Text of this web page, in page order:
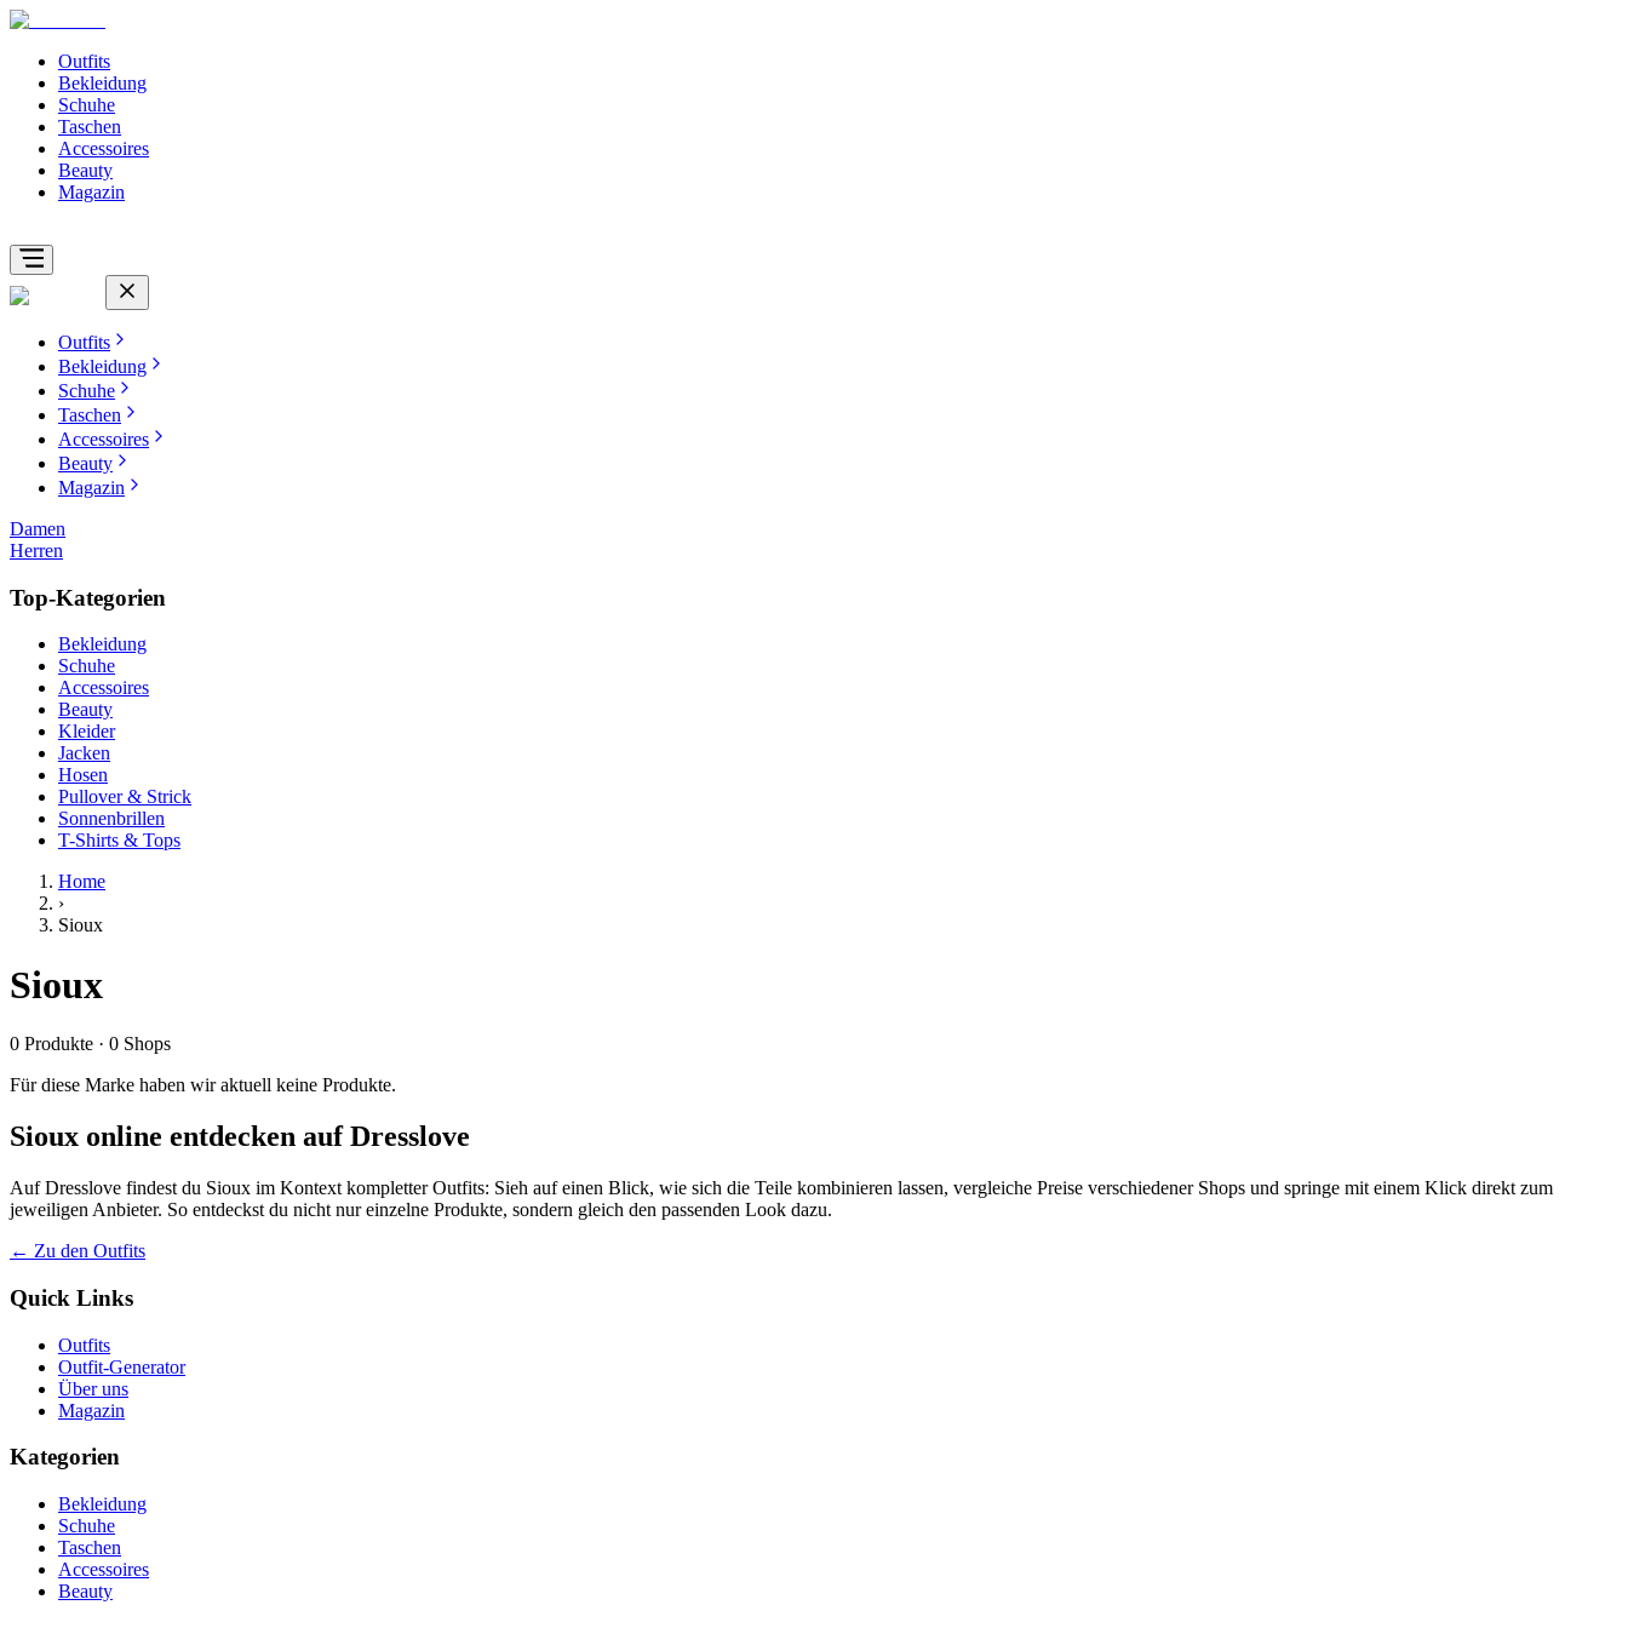
Outfits
Bekleidung
Schuhe
Taschen
Accessoires
Beauty
Magazin
Outfits
Bekleidung
Schuhe
Taschen
Accessoires
Beauty
Magazin
Damen
Herren
Top-Kategorien
Bekleidung
Schuhe
Accessoires
Beauty
Kleider
Jacken
Hosen
Pullover & Strick
Sonnenbrillen
T-Shirts & Tops
Home
›
Sioux
Sioux
0 Produkte · 0 Shops
Für diese Marke haben wir aktuell keine Produkte.
Sioux online entdecken auf Dresslove
Auf Dresslove findest du Sioux im Kontext kompletter Outfits: Sieh auf einen Blick, wie sich die Teile kombinieren lassen, vergleiche Preise verschiedener Shops und springe mit einem Klick direkt zum
jeweiligen Anbieter. So entdeckst du nicht nur einzelne Produkte, sondern gleich den passenden Look dazu.
← Zu den Outfits
Quick Links
Outfits
Outfit-Generator
Über uns
Magazin
Kategorien
Bekleidung
Schuhe
Taschen
Accessoires
Beauty